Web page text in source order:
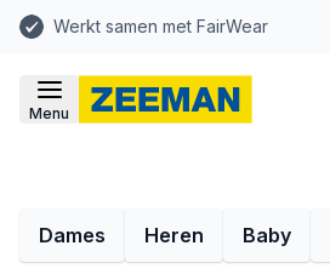
Werkt samen met FairWear
Menu
Dames Heren Baby